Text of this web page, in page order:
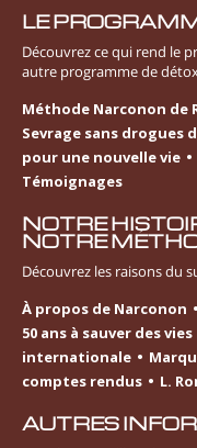
LE
Découvrez ce qui rend le
autre programme de
Méthode Narconon de
Sevrage sans drogues
pour une nouvelle vie
Témoignages
NOTRE
NOTRE
Découvrez les raisons du
À propos de Narconon
50 ans à sauver des vies
internationale
comptes rendus
L.
AUTRES